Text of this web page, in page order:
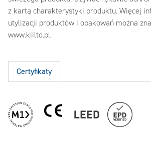
z kartą charakterystyki produktu. Więcej
utylizacji produktów i opakowań można
www.kiilto.pl.
Certyfikaty